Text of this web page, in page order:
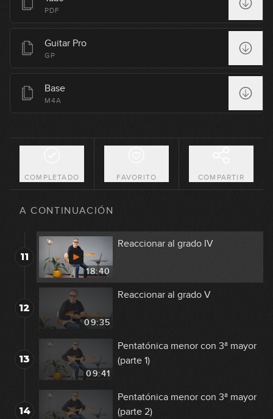
PDF
Guitar Pro
GP
Base
M4A
COMPLETADO FAVORITO COMPARTIR
A CONTINUACIÓN
7
06:22
8
Blues boxes (parte 4)
10
Tocar a la tonalidad VS al acorde
11
18:40
Reaccionar al grado IV
12
09:35
Reaccionar al grado V
13
09:41
Pentatónica menor con 3ª mayor
(parte 1)
14
Pentatónica menor con 3ª mayor
(parte 2)